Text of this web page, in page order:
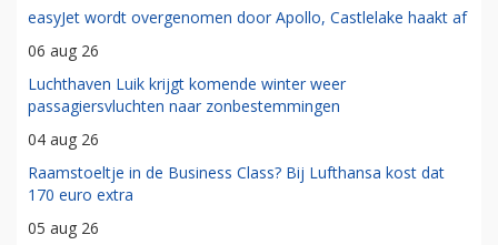
easyJet wordt overgenomen door Apollo, Castlelake haakt af
06 aug 26
Luchthaven Luik krijgt komende winter weer
passagiersvluchten naar zonbestemmingen
04 aug 26
Raamstoeltje in de Business Class? Bij Lufthansa kost dat
170 euro extra
05 aug 26